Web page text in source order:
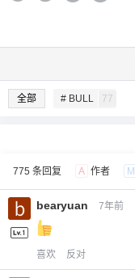
全部 # BULL 77
775 条回复 A 作者 M
bearyuan 7年前
喜欢 反对